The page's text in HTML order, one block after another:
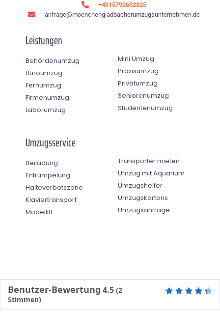
+4915792632825
anfrage@moenchen­gladbacherumzugsunternehmen.de
Leistungen
Behördenumzug
Büroumzug
Fernumzug
Firmenumzug
Laborumzug
Mini Umzug
Praxisumzug
Privatumzug
Seniorenumzug
Studentenumzug
Umzugsservice
Beiladung
Entrümpelung
Halteverbotszone
Klaviertransport
Möbellift
Transporter mieten
Umzug mit Aquarium
Umzugshelfer
Umzugskartons
Umzugsanfrage
Benutzer-Bewertung 4.5 (2
Stimmen)